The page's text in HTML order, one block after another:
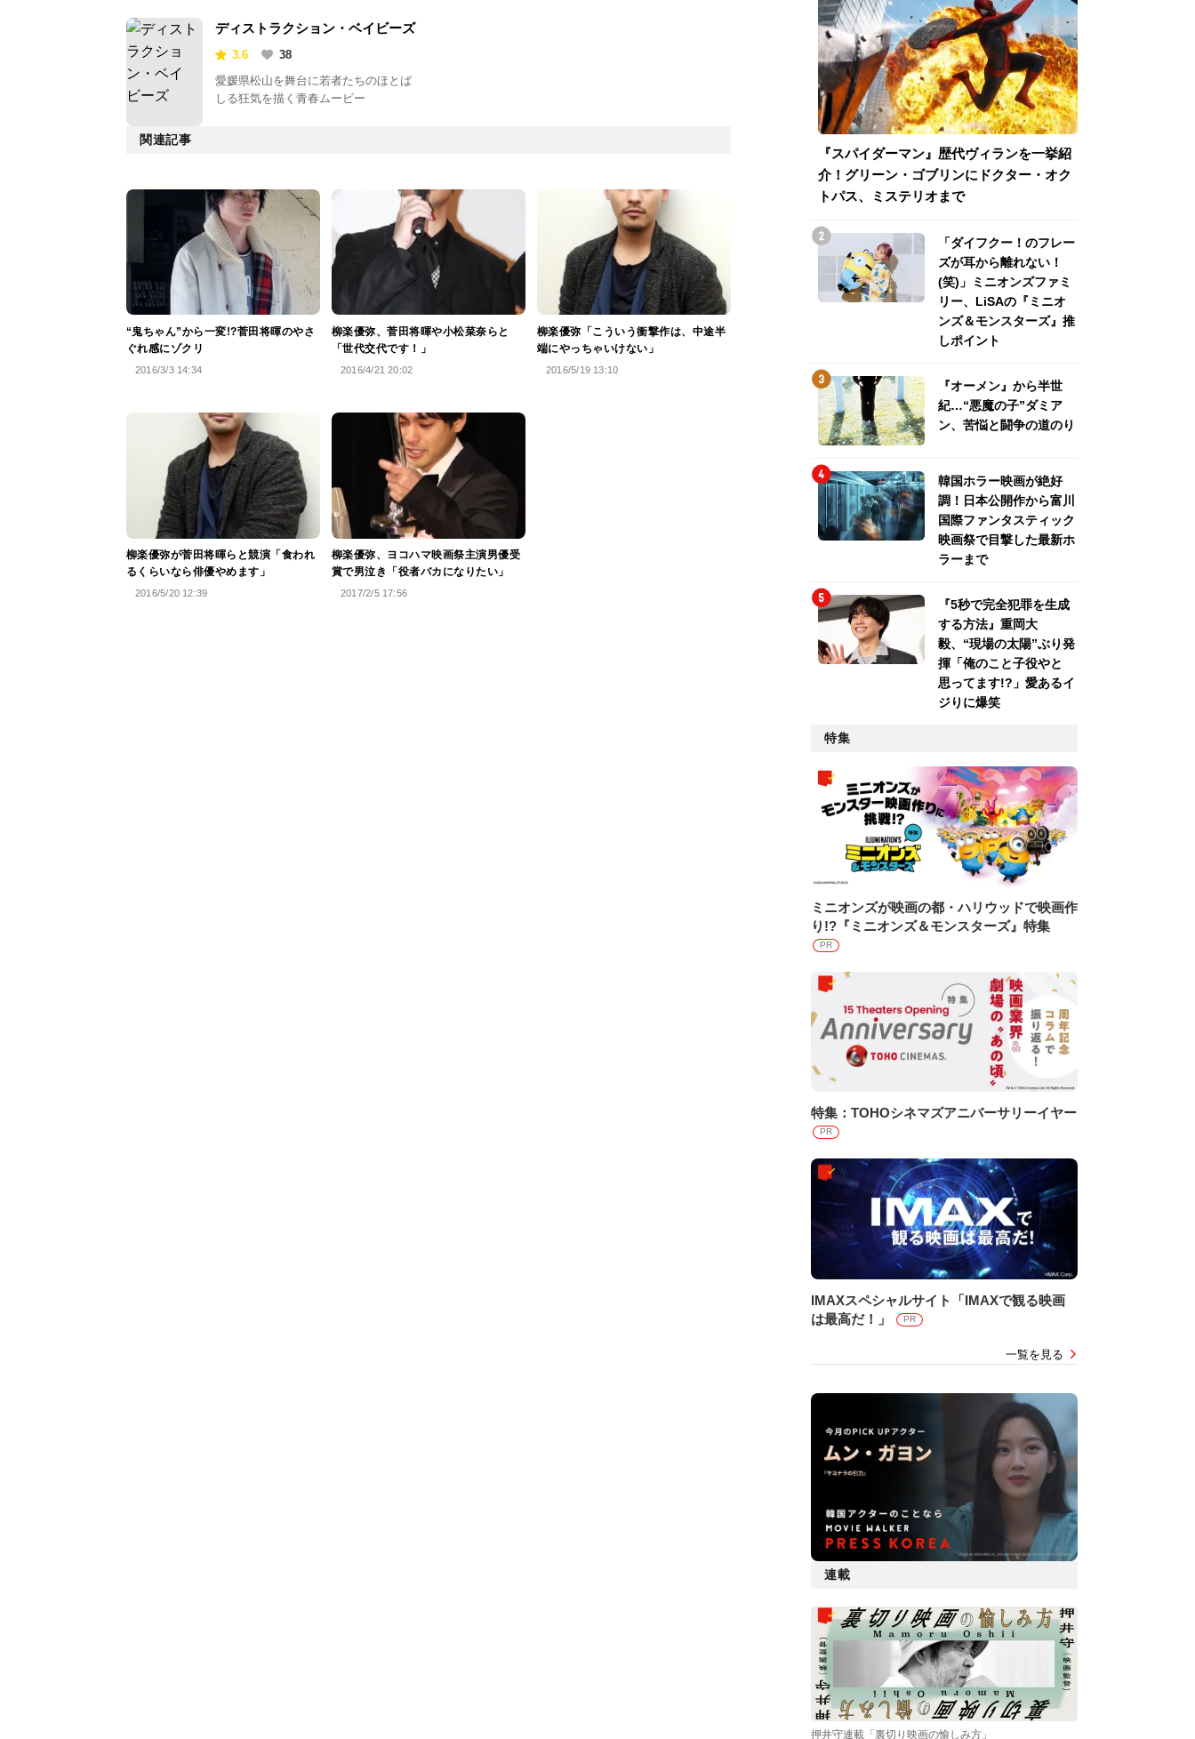
ディストラクション・ベイビーズ
3.6
38
愛媛県松山を舞台に若者たちのほとば
しる狂気を描く青春ムービー
関連記事
“鬼ちゃん”から一変!?菅田将暉のやさ
ぐれ感にゾクリ
2016/3/3 14:34
柳楽優弥、菅田将暉や小松菜奈らと
「世代交代です！」
2016/4/21 20:02
柳楽優弥「こういう衝撃作は、中途半
端にやっちゃいけない」
2016/5/19 13:10
柳楽優弥が菅田将暉らと競演「食われ
るくらいなら俳優やめます」
2016/5/20 12:39
柳楽優弥、ヨコハマ映画祭主演男優受
賞で男泣き「役者バカになりたい」
2017/2/5 17:56
『スパイダーマン』歴代ヴィランを一挙紹
介！グリーン・ゴブリンにドクター・オク
トパス、ミステリオまで
「ダイフクー！のフレー
ズが耳から離れない！
(笑)」ミニオンズファミ
リー、LiSAの『ミニオ
ンズ＆モンスターズ』推
しポイント
『オーメン』から半世
紀…“悪魔の子”ダミア
ン、苦悩と闘争の道のり
韓国ホラー映画が絶好
調！日本公開作から富川
国際ファンタスティック
映画祭で目撃した最新ホ
ラーまで
『5秒で完全犯罪を生成
する方法』重岡大
毅、“現場の太陽”ぶり発
揮「俺のこと子役やと
思ってます!?」愛あるイ
ジりに爆笑
特集
ミニオンズが映画の都・ハリウッドで映画作
り!?『ミニオンズ＆モンスターズ』特集
PR
特集：TOHOシネマズアニバーサリーイヤー
PR
IMAXスペシャルサイト「IMAXで観る映画
は最高だ！」
PR
一覧を見る
連載
押井守連載「裏切り映画の愉しみ方」